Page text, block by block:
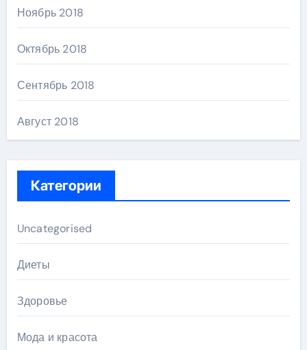
Ноябрь 2018
Октябрь 2018
Сентябрь 2018
Август 2018
Категории
Uncategorised
Диеты
Здоровье
Мода и красота